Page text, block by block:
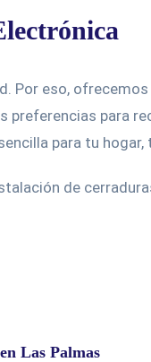
Por eso,
para
para tu
de
Las Palmas